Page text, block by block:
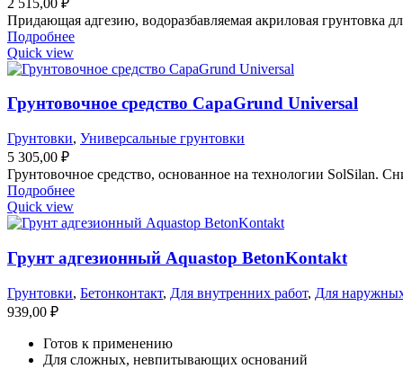
Придающая адгезию, водоразбавляемая акриловая грунтовка
Подробнее
Quick view
Грунтовочное средство CapaGrund Universal
Грунтовки, Универсальные грунтовки
5 305,00 ₽
Грунтовочное средство, основанное на технологии SolSilan.
Подробнее
Quick view
Грунт адгезионный Aquastop BetonKontakt
Грунтовки, Бетонконтакт, Для внутренних работ, Для
939,00 ₽
Готов к применению
Для сложных, невпитывающих оснований